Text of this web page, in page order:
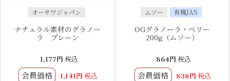
オーサワジャパン
ナチュラル素材のグラノー
ラ プレーン
1,177 税込
会員価格 1,141 税込
ムソー 有機JAS
OGグラノーラ・ベリー
200g（ムソー）
864 税込
会員価格 838 税込